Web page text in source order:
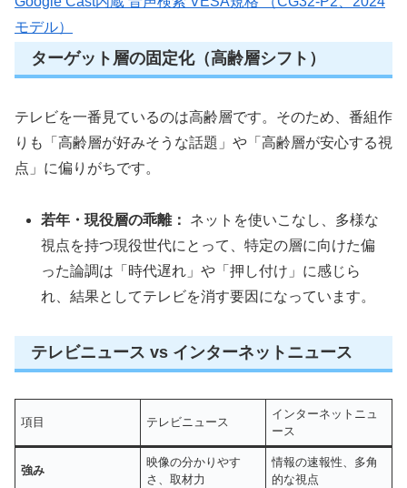
モデル）
ターゲット層の固定化（高齢層シフト）
テレビを一番見ているのは高齢層です。そのため、番組作
りも「高齢層が好みそうな話題」や「高齢層が安心する視
点」に偏りがちです。
若年・現役層の乖離：
ネットを使いこなし、多様な
視点を持つ現役世代にとって、特定の層に向けた偏
った論調は「時代遅れ」や「押し付け」に感じら
れ、結果としてテレビを消す要因になっています。
テレビニュース vs インターネットニュース
項目 テレビニュース
インターネットニュ
ース
強み
映像の分かりやす
さ、取材力
情報の速報性、多角
的な視点